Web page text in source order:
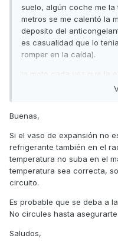
suelo, algún coche me la
metros se me calentó la
deposito del
es casualidad que lo
romper en la caída).
la moto cada vez que la
me saltaba el testigo fallo
en relenti un buen rato y
mañana le rellenare el
pregunta es si alguien la
Buenas,
Si el vaso de expansión no
refrigerante también en el
temperatura no suba en el
temperatura sea correcta,
circuito.
Es probable que se deba a
No circules hasta
Saludos,